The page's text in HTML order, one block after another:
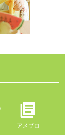
アメブロ